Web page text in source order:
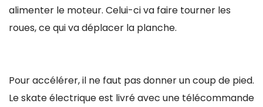
alimenter le moteur. Celui-ci va faire tourner les
roues, ce qui va déplacer la planche.
Pour accélérer, il ne faut pas donner un coup de pied.
Le skate électrique est livré avec une télécommande